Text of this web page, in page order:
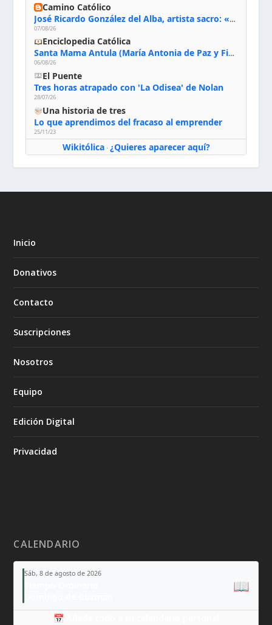
Camino Católico
José Ricardo González del Alba, artista sacro: «Yo oro, hablo con Dios, le pido al Espíritu Santo su inspiración y siempre pinto rezando el rosario para que sea Él quien actúe a través de mis manos»
07/08/26
Enciclopedia Católica
Santa Mama Antula (María Antonia de Paz y Figueroa)
06/08/26
El Puente
Tres horas atrapado con 'La Odisea' de Nolan
28/07/26
Una historia de tres
Lo que aprendimos del fracaso al emprender
25/11/23
Wikitólica· ¿Quieres aparecer aquí?
Inicio
Donativos
Contacto
Suscripciones
Nosotros
Equipo
Edición Digital
Privacidad
CALENDARIO
Sáb, 8 de agosto de 2026
📖
📅 Añade todo a tu calendario personal